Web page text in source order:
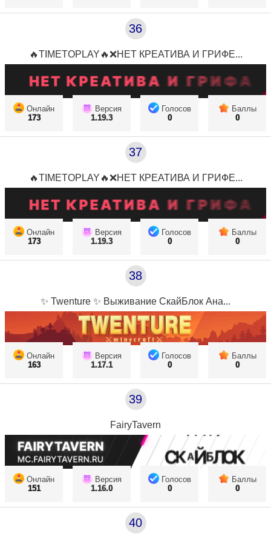
36
🔥TIMETOPLAY🔥❌НЕТ КРЕАТИВА И ГРИФЕ...
Онлайн
173
Версия
1.19.3
Голосов
0
Баллы
0
37
🔥TIMETOPLAY🔥❌НЕТ КРЕАТИВА И ГРИФЕ...
Онлайн
173
Версия
1.19.3
Голосов
0
Баллы
0
38
✨ Twenture ✨ Выживание СкайБлок Ана...
Онлайн
163
Версия
1.17.1
Голосов
0
Баллы
0
39
FairyTavern
Онлайн
151
Версия
1.16.0
Голосов
0
Баллы
0
40